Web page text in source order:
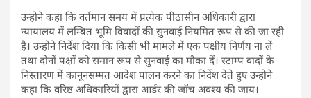
उन्होने कहा कि वर्तमान समय में प्रत्येक पीठासीन अधिकारी द्वारा
न्यायालय में लम्बित भूमि विवादों की सुनवाई नियमित रूप से की जा रही
है। उन्होने निर्देश दिया कि किसी भी मामले में एक पक्षीय निर्णय ना लें
तथा दोनों पक्षों को समान रूप से सुनवाई का मौका दें। स्टाम्प वादों के
निस्तारण में कानूनसम्मत आदेश पालन करने का निर्देश देते हुए उन्होने
कहा कि वरिष्ठ अधिकारियों द्वारा आर्डर की जॉच अवश्य की जाय।